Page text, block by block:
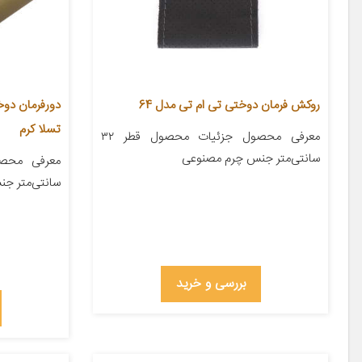
روکش فرمان دوختی تی ام تی مدل 64
معرفی محصول جزئیات محصول قطر ۳۲
سانتی‌متر جنس چرم مصنوعی
بررسی و خرید
تسلا کرم
سانتی‌متر